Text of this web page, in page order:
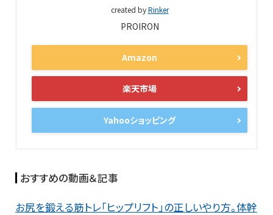
created byRinker
PROIRON
Amazon
楽天市場
Yahooショッピング
おすすめの動画＆記事
お尻を鍛える筋トレ「ヒップリフト」の正しいやり方。体幹